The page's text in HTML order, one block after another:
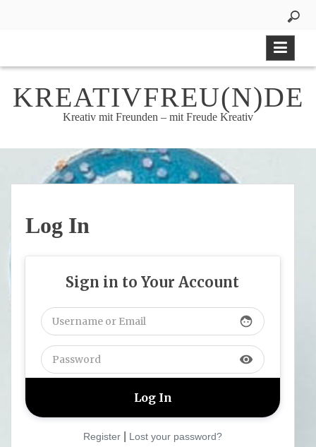
KREATIVFREU(N)DE
Kreativ mit Freunden – mit Freude Kreativ
Log In
Sign in to Your Account
face
visibility
Register Lost your password?